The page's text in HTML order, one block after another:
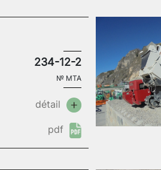
234-12-2
№ MTA
détail
pdf